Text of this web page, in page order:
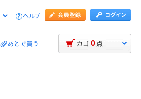
ヘルプ
あとで買う カゴ 0 点